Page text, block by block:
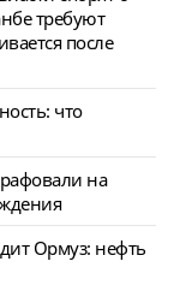
требуют
после
что
на
Ормуз: нефть